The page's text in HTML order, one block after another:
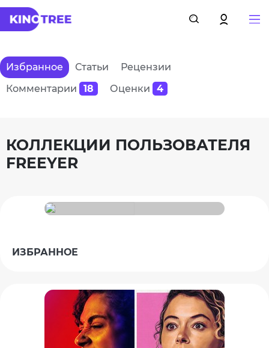
Избранное Статьи
Рецензии
Комментарии
18 Оценки 4
КОЛЛЕКЦИИ ПОЛЬЗОВАТЕЛЯ
FREEYER
ИЗБРАННОЕ